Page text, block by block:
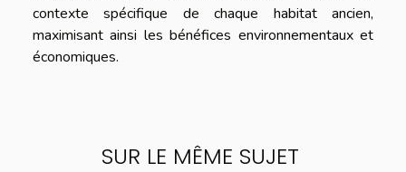
contexte spécifique de chaque habitat ancien,
maximisant ainsi les bénéfices environnementaux et
économiques.
SUR LE MÊME SUJET